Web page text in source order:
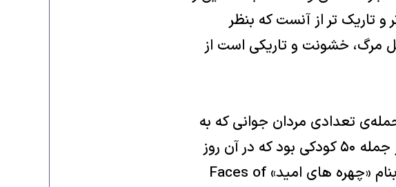
تر و تاریک تر از آنست که بنظر
مرگ، خشونت و تاریکی است از
در آن روز مرگبار که حمله‌ی تعدادی مردان جوانی که به
نیت کشتار مردم بیگناه آمده بودند، بدنیا آمد. «کریستینا» از جمله ۵۰ کودکی بود که در آن روز
فراموش نشدنی متولد شد و نام و مشخصات آنها در کتابی بنام «چهره های امید» Faces of